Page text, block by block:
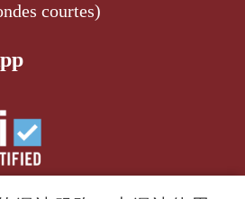
courtes)